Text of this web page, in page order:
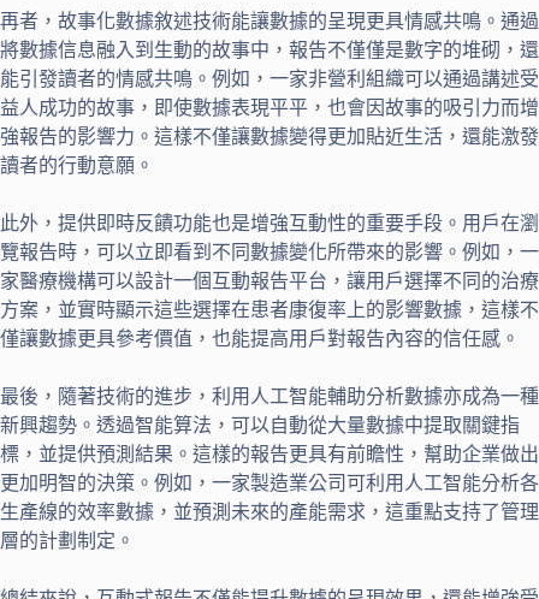
再者，故事化數據敘述技術能讓數據的呈現更具情感共鳴。通過
將數據信息融入到生動的故事中，報告不僅僅是數字的堆砌，還
能引發讀者的情感共鳴。例如，一家非營利組織可以通過講述受
益人成功的故事，即使數據表現平平，也會因故事的吸引力而增
強報告的影響力。這樣不僅讓數據變得更加貼近生活，還能激發
讀者的行動意願。
此外，提供即時反饋功能也是增強互動性的重要手段。用戶在瀏
覽報告時，可以立即看到不同數據變化所帶來的影響。例如，一
家醫療機構可以設計一個互動報告平台，讓用戶選擇不同的治療
方案，並實時顯示這些選擇在患者康復率上的影響數據，這樣不
僅讓數據更具參考價值，也能提高用戶對報告內容的信任感。
最後，隨著技術的進步，利用人工智能輔助分析數據亦成為一種
新興趨勢。透過智能算法，可以自動從大量數據中提取關鍵指
標，並提供預測結果。這樣的報告更具有前瞻性，幫助企業做出
更加明智的決策。例如，一家製造業公司可利用人工智能分析各
生產線的效率數據，並預測未來的產能需求，這重點支持了管理
層的計劃制定。